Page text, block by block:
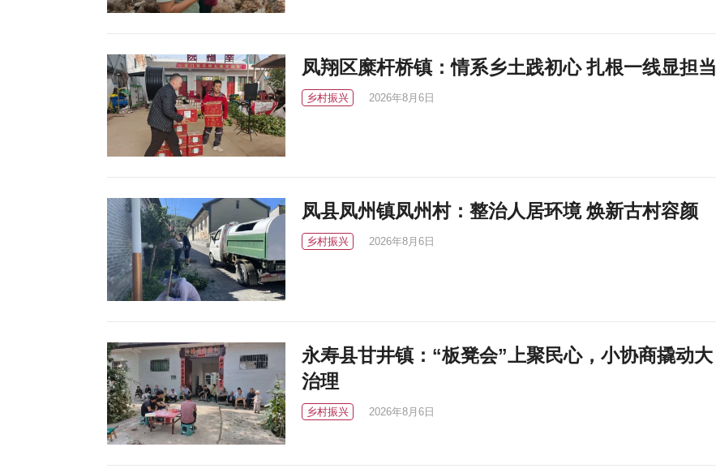
凤翔区糜杆桥镇：情系乡土践初心 扎根一线显担当
乡村振兴 2026年8月6日
凤县凤州镇凤州村：整治人居环境 焕新古村容颜
乡村振兴 2026年8月6日
永寿县甘井镇：“板凳会”上聚民心，小协商撬动大
治理
乡村振兴 2026年8月6日